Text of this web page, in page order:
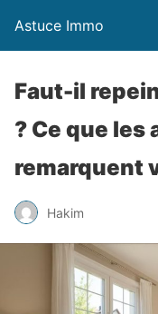
Astuce Immo
Faut-il
? Ce que les
remarquent
Hakim